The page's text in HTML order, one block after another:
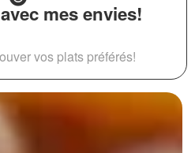
mes envies!
vos plats préférés!